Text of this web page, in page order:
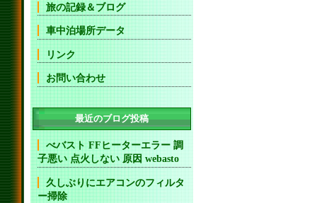
旅の記録＆ブログ
車中泊場所データ
リンク
お問い合わせ
最近のブログ投稿
べバスト FFヒーターエラー 調
子悪い 点火しない 原因 webasto
久しぶりにエアコンのフィルタ
ー掃除